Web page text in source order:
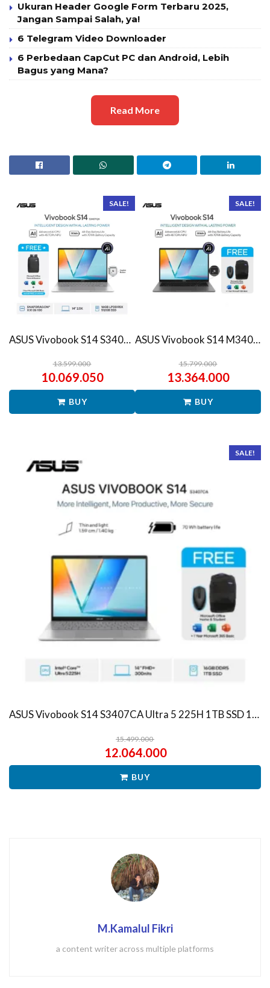
Ukuran Header Google Form Terbaru 2025,
Jangan Sampai Salah, ya!
6 Telegram Video Downloader
6 Perbedaan CapCut PC dan Android, Lebih
Bagus yang Mana?
Read More
SALE!
ASUS Vivobook S14 S3407QA – IPSP151M – Matte Gray
13.599.000
10.069.050
BUY
SALE!
ASUS Vivobook S14 M3407HA Ryzen 7 260 1TB SSD 16GB WUXGA IPS Win11+OHS
15.799.000
13.364.000
BUY
SALE!
ASUS Vivobook S14 S3407CA Ultra 5 225H 1TB SSD 16GB WUXGA IPS Win11+OHS
15.499.000
12.064.000
BUY
M.Kamalul Fikri
a content writer across multiple platforms